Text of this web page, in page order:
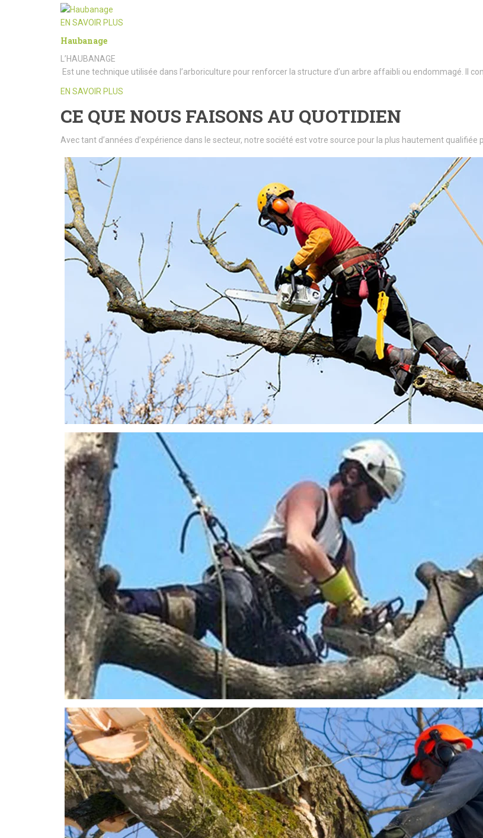
EN SAVOIR PLUS
Haubanage
L’HAUBANAGE
Est une technique utilisée dans l’arboriculture pour renforcer la structure d’un arbre affaibli ou endommagé. Il
EN SAVOIR PLUS
CE QUE NOUS FAISONS AU QUOTIDIEN
Avec tant d’années d’expérience dans le secteur, notre société est votre source pour la plus hautement qualifiée